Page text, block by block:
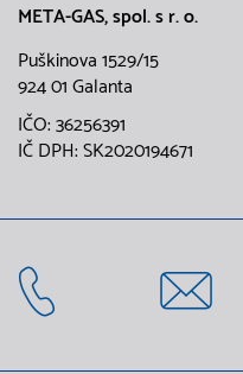
META-GAS, spol. s r. o.
Puškinova 1529/15
924 01 Galanta
IČO: 36256391
IČ DPH: SK2020194671